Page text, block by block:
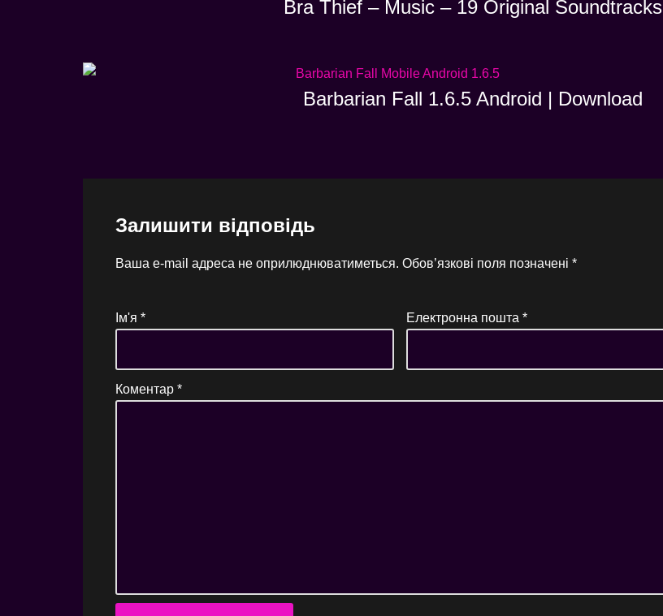
Bra Thief – Music – 19 Original Soundtracks
Barbarian Fall 1.6.5 Android | Download
Залишити відповідь
Ваша e-mail адреса не оприлюднюватиметься. Обов’язкові поля позначені *
Ім'я * Електронна пошта*
Коментар *